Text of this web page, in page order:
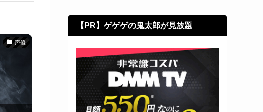
声優
【PR】ゲゲゲの鬼太郎が見放題